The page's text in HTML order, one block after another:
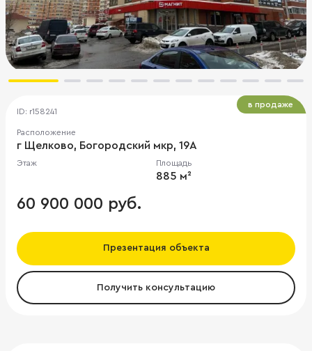
ID: r158241
Расположение
г Щелково, Богородский мкр, 19А
Этаж Площадь
885 м²
60 900 000 руб.
Презентация объекта
Получить консультацию
в продаже